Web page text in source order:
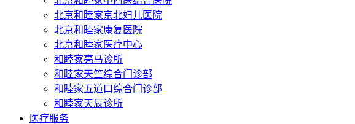
北京和睦家京北妇儿医院
北京和睦家康复医院
北京和睦家医疗中心
和睦家亮马诊所
和睦家天竺综合门诊部
和睦家五道口综合门诊部
和睦家天辰诊所
医疗服务